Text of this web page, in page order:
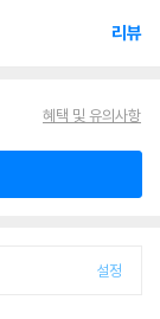
리뷰
혜택 및 유의사항
설정